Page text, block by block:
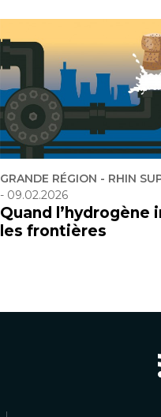
GRANDE RÉGION - RHIN
- 09.02.2026
Quand l’hydrogène
les frontières